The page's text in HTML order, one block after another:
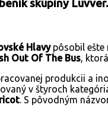
skupiny Luvver.
Hlavy pôsobil ešte
Out Of The Bus,
produkcii a
v štyroch
. S pôvodným